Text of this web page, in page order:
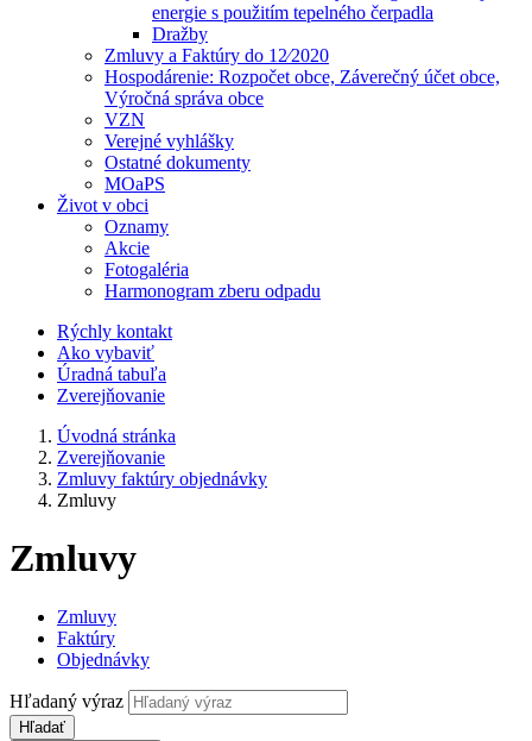
energie s použitím tepelného čerpadla
Dražby
Zmluvy a Faktúry do 12⁄2020
Hospodárenie: Rozpočet obce, Záverečný účet obce,
Výročná správa obce
VZN
Verejné vyhlášky
Ostatné dokumenty
MOaPS
Život v obci
Oznamy
Akcie
Fotogaléria
Harmonogram zberu odpadu
Rýchly kontakt
Ako vybaviť
Úradná tabuľa
Zverejňovanie
Úvodná stránka
Zverejňovanie
Zmluvy faktúry objednávky
Zmluvy
Zmluvy
Zmluvy
Faktúry
Objednávky
Hľadaný výraz
Hľadať